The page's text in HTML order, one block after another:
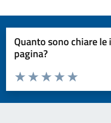
Quanto sono chiare
pagina?
Valuta da 1 a 5 stelle la pagina
Valuta 5
Valuta 4 stelle
Valuta 3 stelle su 5
Valuta 2 stelle su 5
Valuta 1 stelle su 5